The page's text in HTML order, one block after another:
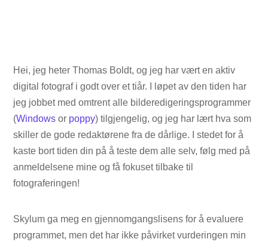
Hei, jeg heter Thomas Boldt, og jeg har vært en aktiv
digital fotograf i godt over et tiår. I løpet av den tiden har
jeg jobbet med omtrent alle bilderedigeringsprogrammer
(Windows or poppy) tilgjengelig, og jeg har lært hva som
skiller de gode redaktørene fra de dårlige. I stedet for å
kaste bort tiden din på å teste dem alle selv, følg med på
anmeldelsene mine og få fokuset tilbake til
fotograferingen!
Skylum ga meg en gjennomgangslisens for å evaluere
programmet, men det har ikke påvirket vurderingen min